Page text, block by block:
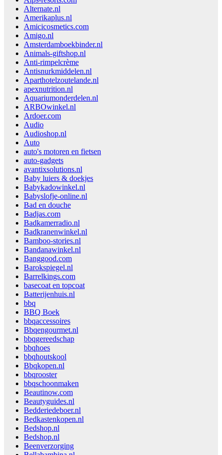
Alternate.nl
Amerikaplus.nl
Amicicosmetics.com
Amigo.nl
Amsterdamboekbinder.nl
Animals-giftshop.nl
Anti-rimpelcrème
Antisnurkmiddelen.nl
Aparthotelzoutelande.nl
apexnutrition.nl
Aquariumonderdelen.nl
ARBOwinkel.nl
Ardoer.com
Audio
Audioshop.nl
Auto
auto's motoren en fietsen
auto-gadgets
avantixsolutions.nl
Baby luiers & doekjes
Babykadowinkel.nl
Babyslofje-online.nl
Bad en douche
Badjas.com
Badkamerradio.nl
Badkranenwinkel.nl
Bamboo-stories.nl
Bandanawinkel.nl
Banggood.com
Barokspiegel.nl
Barrelkings.com
basecoat en topcoat
Batterijenhuis.nl
bbq
BBQ Boek
bbqaccessoires
Bbqengourmet.nl
bbqgereedschap
bbqhoes
bbqhoutskool
Bbqkopen.nl
bbqrooster
bbqschoonmaken
Beautinow.com
Beautyguides.nl
Bedderiedeboer.nl
Bedkastenkopen.nl
Bedshop.nl
Bedshop.nl
Beenverzorging